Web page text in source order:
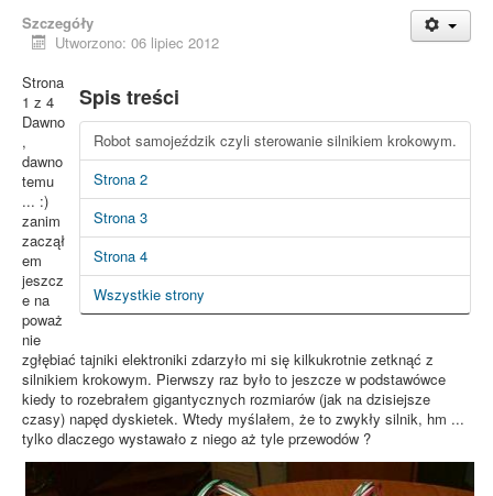
Szczegóły
Utworzono: 06 lipiec 2012
Spis treści
Robot samojeździk czyli sterowanie silnikiem krokowym.
Strona 2
Strona 3
Strona 4
Wszystkie strony
Strona
1 z 4
Dawno
,
dawno
temu
... :)
zanim
zaczął
em
jeszcz
e na
poważ
nie
zgłębiać tajniki elektroniki zdarzyło mi się kilkukrotnie zetknąć z
silnikiem krokowym. Pierwszy raz było to jeszcze w podstawówce
kiedy to rozebrałem gigantycznych rozmiarów (jak na dzisiejsze
czasy) napęd dyskietek. Wtedy myślałem, że to zwykły silnik, hm ...
tylko dlaczego wystawało z niego aż tyle przewodów ?